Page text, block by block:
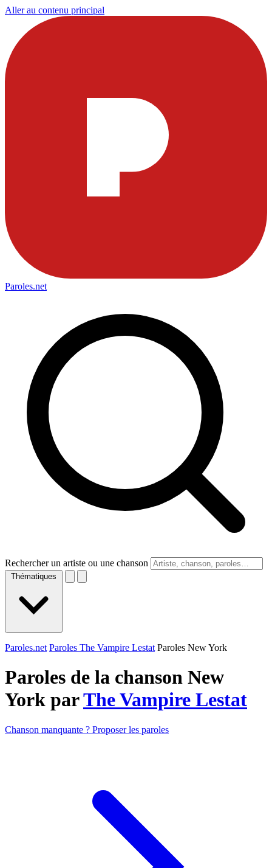
Aller au contenu principal
Paroles.net
Rechercher un artiste ou une chanson
Thématiques
Paroles.net Paroles The Vampire Lestat Paroles New York
Paroles de la chanson New
York parThe Vampire Lestat
Chanson manquante ? Proposer les paroles